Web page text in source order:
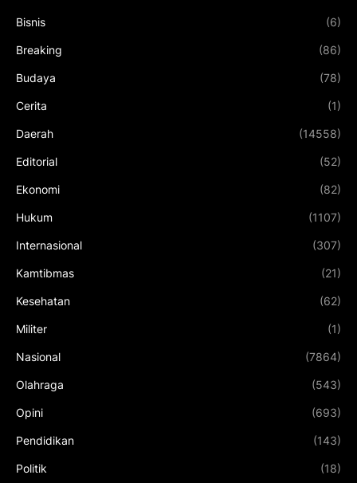
Bisnis (6)
Breaking (86)
Budaya (78)
Cerita (1)
Daerah (14558)
Editorial (52)
Ekonomi (82)
Hukum (1107)
Internasional (307)
Kamtibmas (21)
Kesehatan (62)
Militer (1)
Nasional (7864)
Olahraga (543)
Opini (693)
Pendidikan (143)
Politik (18)